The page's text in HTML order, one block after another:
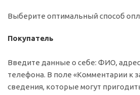
Выберите оптимальный способ
Покупатель
Введите данные о себе: ФИО,
телефона. В поле «Комментарии к
сведения, которые могут